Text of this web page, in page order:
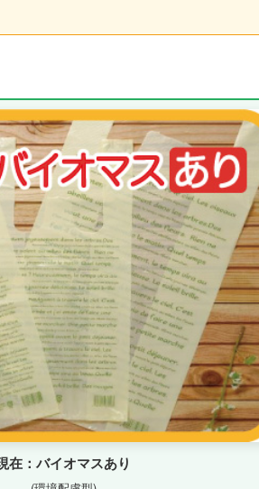
在：バイオマスあり